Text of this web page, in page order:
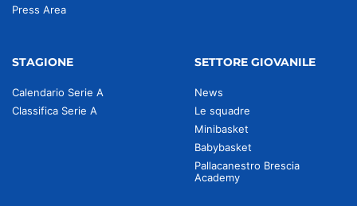
Press Area
STAGIONE
Calendario Serie A
Classifica Serie A
SETTORE GIOVANILE
News
Le squadre
Minibasket
Babybasket
Pallacanestro Brescia
Academy